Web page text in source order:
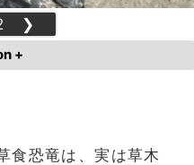
❯
+
食恐竜は、実は草木